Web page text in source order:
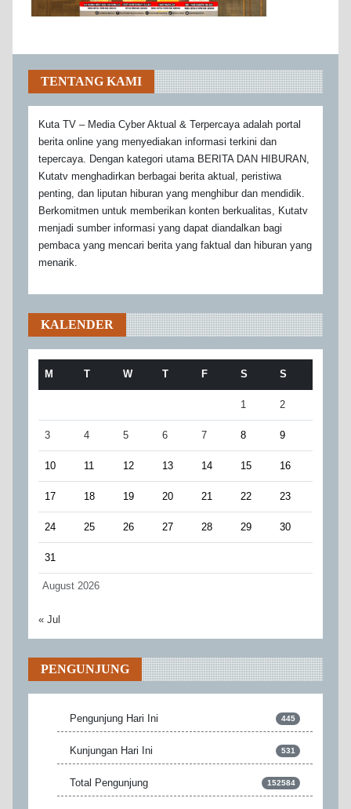
TENTANG KAMI
Kuta TV – Media Cyber Aktual & Terpercaya adalah portal
berita online yang menyediakan informasi terkini dan
tepercaya. Dengan kategori utama BERITA DAN HIBURAN,
Kutatv menghadirkan berbagai berita aktual, peristiwa
penting, dan liputan hiburan yang menghibur dan mendidik.
Berkomitmen untuk memberikan konten berkualitas, Kutatv
menjadi sumber informasi yang dapat diandalkan bagi
pembaca yang mencari berita yang faktual dan hiburan yang
menarik.
KALENDER
August 2026
M T W T F S S
1 2
3 4 5 6 7 8 9
10 11 12 13 14 15 16
17 18 19 20 21 22 23
24 25 26 27 28 29 30
31
« Jul
PENGUNJUNG
Pengunjung Hari Ini 445
Kunjungan Hari Ini 531
Total Pengunjung 152584